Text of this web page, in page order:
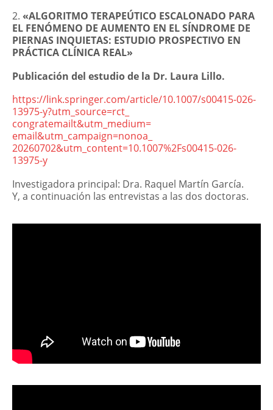
2. «ALGORITMO TERAPEÚTICO ESCALONADO PARA
EL FENÓMENO DE AUMENTO EN EL SÍNDROME DE
PIERNAS INQUIETAS: ESTUDIO PROSPECTIVO EN
PRÁCTICA CLÍNICA REAL»
Publicación del estudio de la Dr. Laura Lillo.
https://link.springer.com/article/10.1007/s00415-026-
13975-y?utm_source=rct_
congratemailt&utm_medium=
email&utm_campaign=nonoa_
20260702&utm_content=10.1007%2Fs00415-026-
13975-y
Investigadora principal: Dra. Raquel Martín García.
Y, a continuación las entrevistas a las dos doctoras.